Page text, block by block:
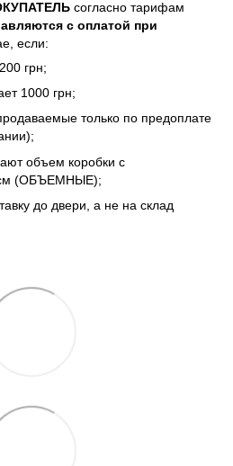
согласно тарифам
с оплатой при
если:
грн;
1000 грн;
только по предоплате
объем коробки с
см (ОБЪЕМНЫЕ);
до двери, а не на склад